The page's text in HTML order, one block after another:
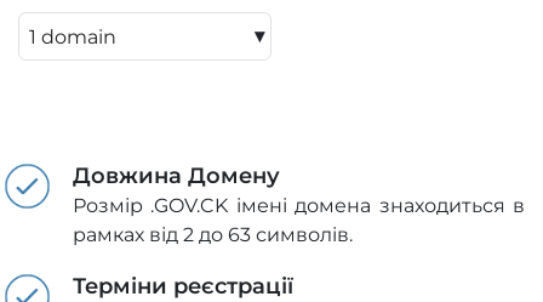
▾
Довжина Домену
Розмір .GOV.CK імені домена знаходиться в
рамках від 2 до 63 символів.
Терміни реєстрації